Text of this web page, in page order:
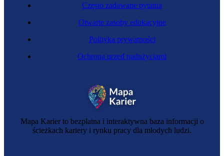
Mapa Karier to bezpłatna i interaktywna baza informacji o
ścieżkach kariery i rynku pracy dla młodych ludzi.
Często zadawane pytania
Otwarte zasoby edukacyjne
Polityka prywatności
Ochrona przed nadużyciami